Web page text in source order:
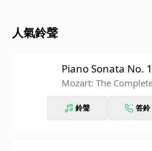
人氣鈴聲
Piano Sonata No.
33: III. Allegretto
Mozart: The
鈴聲 答鈴